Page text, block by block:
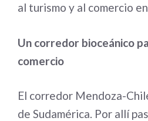
al turismo y al comercio
Un corredor bioceánico
comercio
El corredor Mendoza-
de Sudamérica. Por allí